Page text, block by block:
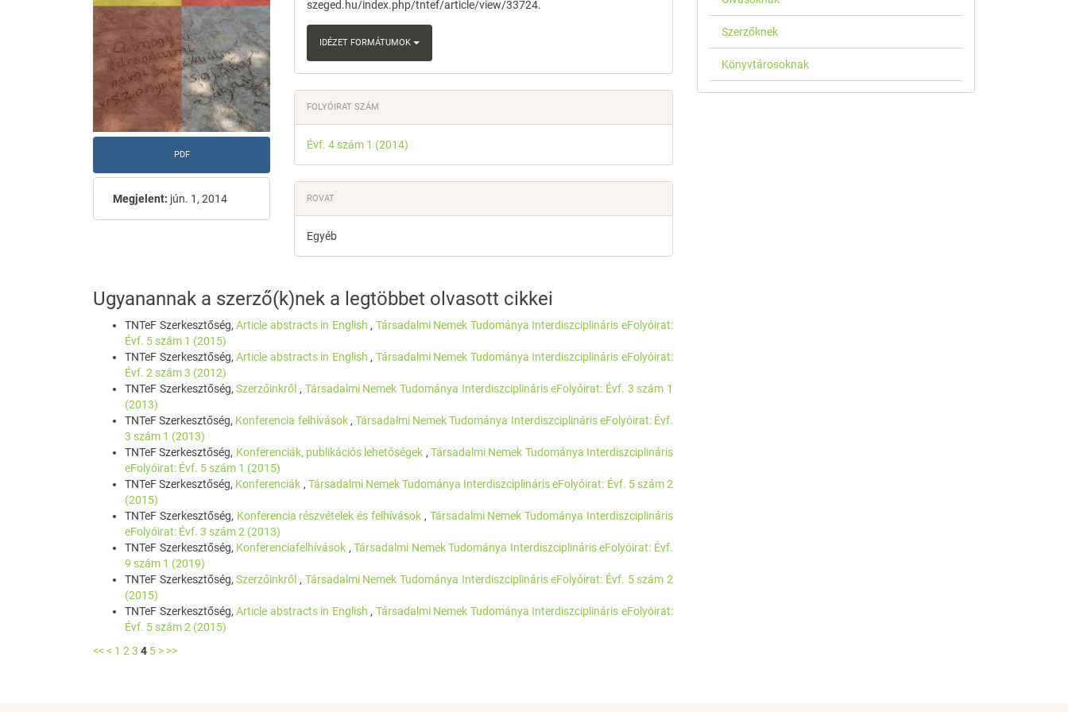
PDF
Megjelent: jún. 1, 2014
szeged.hu/index.php/tntef/article/view/33724.
IDÉZET FORMÁTUMOK
FOLYÓIRAT SZÁM
Évf. 4 szám 1 (2014)
ROVAT
Egyéb
Ugyanannak a szerző(k)nek a legtöbbet olvasott cikkei
TNTeF Szerkesztőség,Article abstracts in English , Társadalmi Nemek Tudománya Interdiszciplináris eFolyóirat:
Évf. 5 szám 1 (2015)
TNTeF Szerkesztőség,Article abstracts in English , Társadalmi Nemek Tudománya Interdiszciplináris eFolyóirat:
Évf. 2 szám 3 (2012)
TNTeF Szerkesztőség,Szerzőinkről , Társadalmi Nemek Tudománya Interdiszciplináris eFolyóirat: Évf. 3 szám 1
(2013)
TNTeF Szerkesztőség, Konferencia felhívások ,Társadalmi Nemek Tudománya Interdiszciplináris eFolyóirat: Évf.
3 szám 1 (2013)
TNTeF Szerkesztőség, Konferenciák, publikációs lehetőségek ,Társadalmi Nemek Tudománya Interdiszciplináris
eFolyóirat: Évf. 5 szám 1 (2015)
TNTeF Szerkesztőség, Konferenciák , Társadalmi Nemek Tudománya Interdiszciplináris eFolyóirat: Évf. 5 szám 2
(2015)
TNTeF Szerkesztőség, Konferencia részvételek és felhívások , Társadalmi Nemek Tudománya Interdiszciplináris
eFolyóirat: Évf. 3 szám 2 (2013)
TNTeF Szerkesztőség, Konferenciafelhívások ,Társadalmi Nemek Tudománya Interdiszciplináris eFolyóirat: Évf.
9 szám 1 (2019)
TNTeF Szerkesztőség,Szerzőinkről , Társadalmi Nemek Tudománya Interdiszciplináris eFolyóirat: Évf. 5 szám 2
(2015)
TNTeF Szerkesztőség,Article abstracts in English , Társadalmi Nemek Tudománya Interdiszciplináris eFolyóirat:
Évf. 5 szám 2 (2015)
<< < 1 2 3 4 5 > >>
Szerzőknek
Könyvtárosoknak